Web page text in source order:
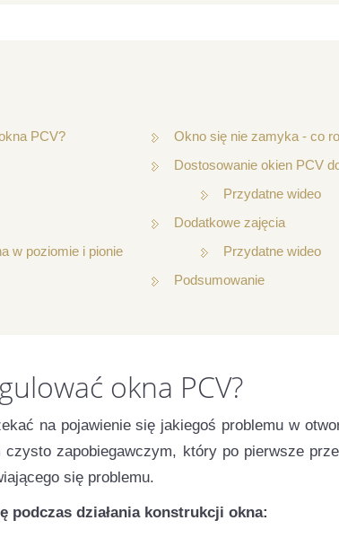
PCV?
w poziomie i pionie
Okno się nie zamyka - co
Dostosowanie okien PCV
Przydatne wideo
Dodatkowe zajęcia
Przydatne wideo
Podsumowanie
okna PCV?
na pojawienie się jakiegoś problemu w
zapobiegawczym, który po pierwsze
się problemu.
podczas działania konstrukcji okna: